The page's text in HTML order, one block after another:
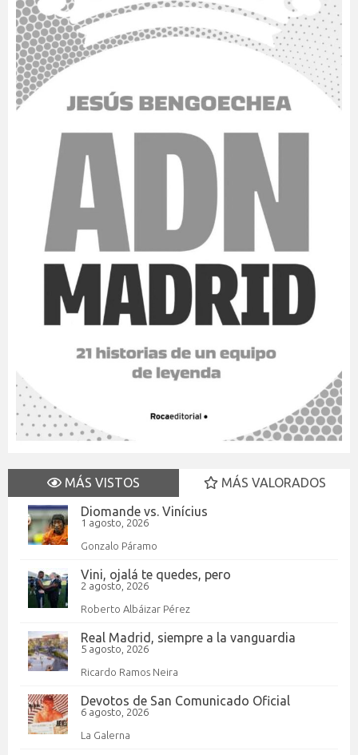
MÁS VISTOS
MÁS VALORADOS
Diomande vs. Vinícius
1 agosto, 2026
Gonzalo Páramo
Vini, ojalá te quedes, pero
2 agosto, 2026
Roberto Albáizar Pérez
Real Madrid, siempre a la vanguardia
5 agosto, 2026
Ricardo Ramos Neira
Devotos de San Comunicado Oficial
6 agosto, 2026
La Galerna